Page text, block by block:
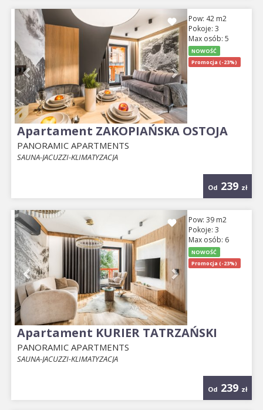
Od 239 zł
Previous NextPow: 42 m2
Pokoje: 3
Max osób: 5
NOWOŚĆ
Promocja (-23%)
Apartament ZAKOPIAŃSKA OSTOJA
PANORAMIC APARTMENTS
SAUNA-JACUZZI-KLIMATYZACJA
Od 239 zł
Previous NextPow: 39 m2
Pokoje: 3
Max osób: 6
NOWOŚĆ
Promocja (-23%)
Apartament KURIER TATRZAŃSKI
PANORAMIC APARTMENTS
SAUNA-JACUZZI-KLIMATYZACJA